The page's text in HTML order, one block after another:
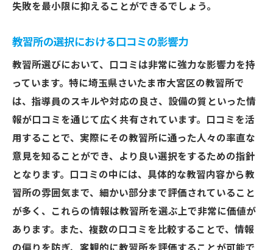
失敗を最小限に抑えることができるでしょう。
教習所の選択における口コミの影響力
教習所選びにおいて、口コミは非常に強力な影響力を持
っています。特に埼玉県さいたま市大宮区の教習所で
は、指導員のスキルや対応の良さ、設備の質といった情
報が口コミを通じて広く共有されています。口コミを活
用することで、実際にその教習所に通った人々の率直な
意見を知ることができ、より良い選択をするための指針
となります。口コミの中には、具体的な教習内容から教
習所の雰囲気まで、細かい部分まで評価されていること
が多く、これらの情報は教習所を選ぶ上で非常に価値が
あります。また、複数の口コミを比較することで、情報